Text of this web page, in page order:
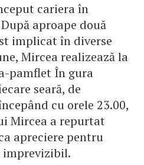
cariera în
aproape două
implicat în diverse
Mircea realizează la
pamflet În gura
seară, de
cu orele 23.00,
Mircea a repurtat
apreciere pentru
imprevizibil.